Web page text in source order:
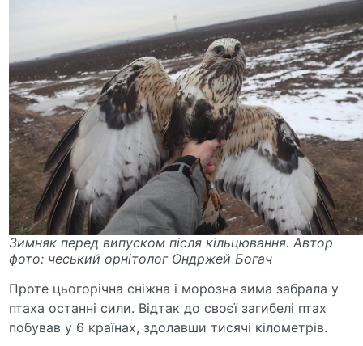
Зимняк перед випуском після кільцювання. Автор
фото: чеський орнітолог Ондржей Богач
Проте цьогорічна сніжна і морозна зима забрала у
птаха останні сили. Відтак до своєї загибелі птах
побував у 6 країнах, здолавши тисячі кілометрів.